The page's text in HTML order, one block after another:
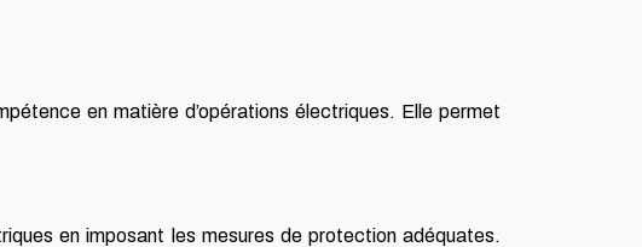
en matière d’opérations électriques. Elle permet
en imposant les mesures de protection adéquates.